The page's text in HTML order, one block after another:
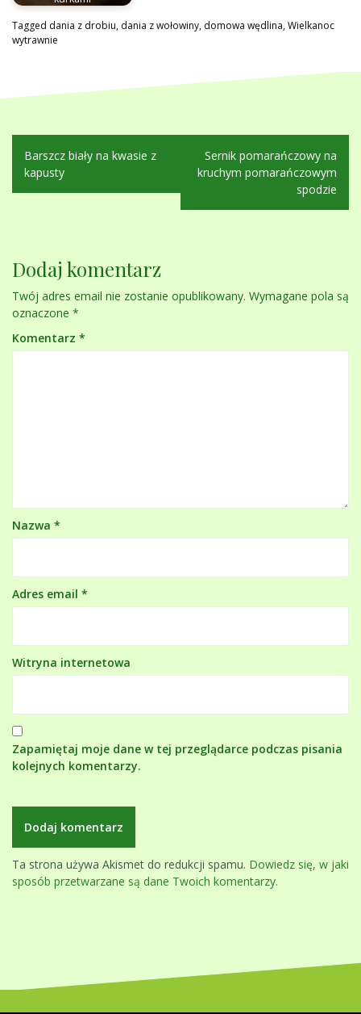
Tagged dania z drobiu, dania z wołowiny, domowa wędlina,Wielkanoc
wytrawnie
Nawigacja
wpisu
Barszcz biały na kwasie z
kapusty
Sernik pomarańczowy na
kruchym pomarańczowym
spodzie
Dodaj komentarz
Twój adres email nie zostanie opublikowany. Wymagane pola są
oznaczone *
Komentarz *
Nazwa *
Adres email *
Witryna internetowa
Zapamiętaj moje dane w tej przeglądarce podczas pisania
kolejnych komentarzy.
Ta strona używa Akismet do redukcji spamu. Dowiedz się, w jaki
sposób przetwarzane są dane Twoich komentarzy.